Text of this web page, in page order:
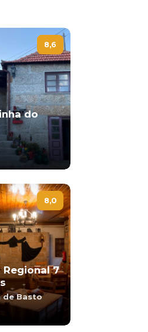
8,6
do
8,0
Regional 7
de Basto